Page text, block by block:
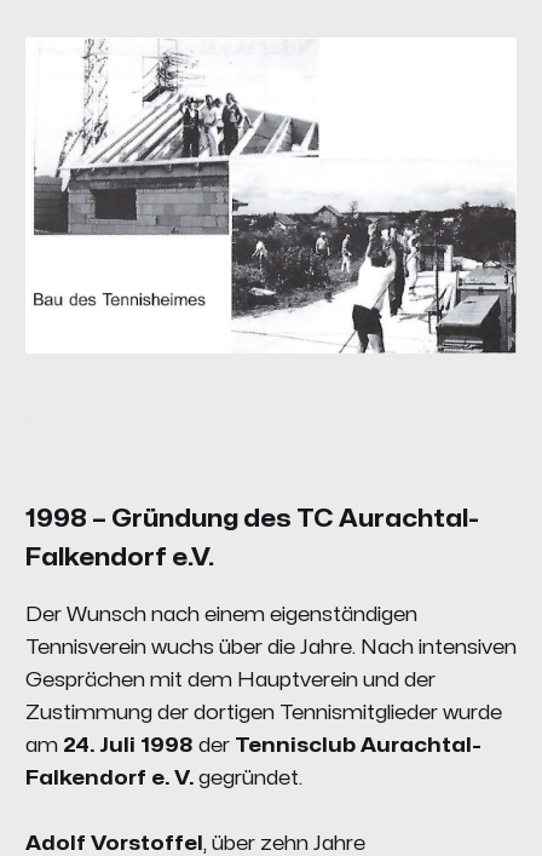
1998 – Gründung des TC Aurachtal-
Falkendorf e.V.
Der Wunsch nach einem eigenständigen
Tennisverein wuchs über die Jahre. Nach intensiven
Gesprächen mit dem Hauptverein und der
Zustimmung der dortigen Tennismitglieder wurde
am 24. Juli 1998 der Tennisclub Aurachtal-
Falkendorf e. V.gegründet.
Adolf Vorstoffel , über zehn Jahre